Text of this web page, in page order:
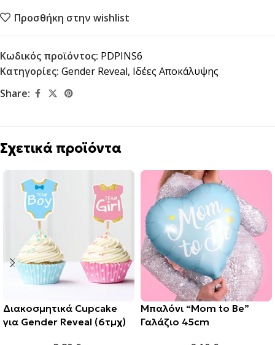
Προσθήκη στην wishlist
Κωδικός προϊόντος: PDPINS6
Κατηγορίες: Gender Reveal, Ιδέες Αποκάλυψης
Share:
Σχετικά προϊόντα
Διακοσμητικά Cupcake
για Gender Reveal (6τμχ)
Μπαλόνι “Mom to Be”
Γαλάζιο 45cm